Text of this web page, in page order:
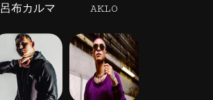
呂布カルマ AKLO